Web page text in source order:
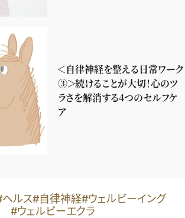
＜自律神経を整える日常ワーク
③＞続けることが大切！心のツ
ラさを解消する4つのセルフケ
ア
ルス#自律神経#ウェルビーイング
#ウェルビーエクラ